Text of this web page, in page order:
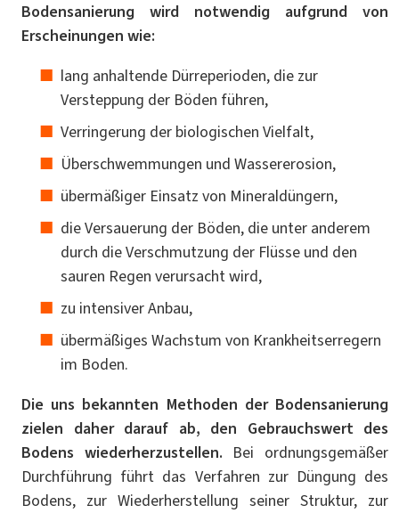
Bodensanierung wird notwendig aufgrund von
Erscheinungen wie:
lang anhaltende Dürreperioden, die zur
Versteppung der Böden führen,
Verringerung der biologischen Vielfalt,
Überschwemmungen und Wassererosion,
übermäßiger Einsatz von Mineraldüngern,
die Versauerung der Böden, die unter anderem
durch die Verschmutzung der Flüsse und den
sauren Regen verursacht wird,
zu intensiver Anbau,
übermäßiges Wachstum von Krankheitserregern
im Boden.
Die uns bekannten Methoden der Bodensanierung
zielen daher darauf ab, den Gebrauchswert des
Bodens wiederherzustellen. Bei ordnungsgemäßer
Durchführung führt das Verfahren zur Düngung des
Bodens, zur Wiederherstellung seiner Struktur, zur